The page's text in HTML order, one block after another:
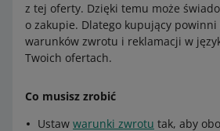
z tej oferty. Dzięki temu może
o zakupie. Dlatego kupujący
warunków zwrotu i reklamacji w
Twoich ofertach.
Co musisz zrobić
Ustaw warunki zwrotu tak, aby